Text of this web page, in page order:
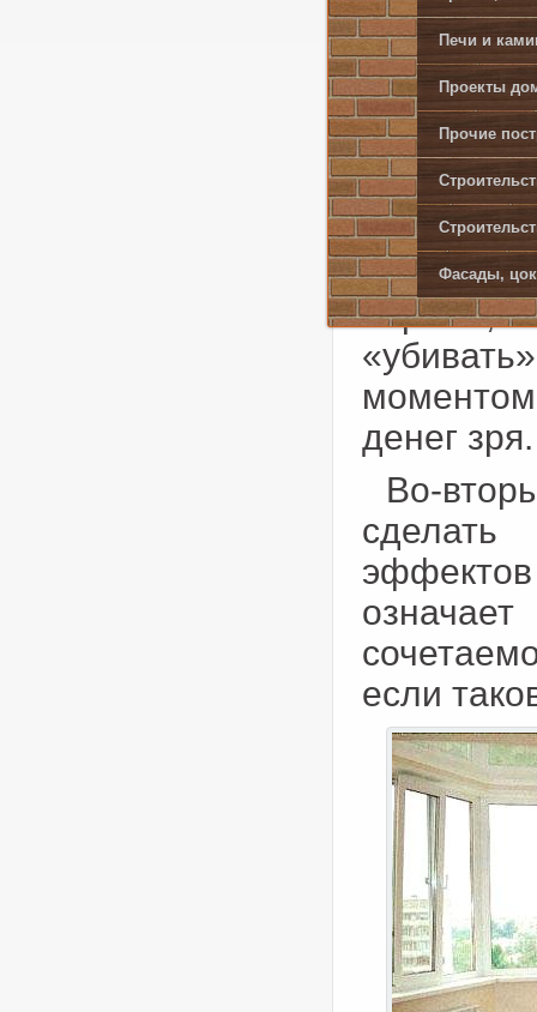
Печи и
Проекты
Прочие
Фасады,
собой.
того,
при
онлайн
и вкуса.
первых,
денег зря.
Во-
сделать
если